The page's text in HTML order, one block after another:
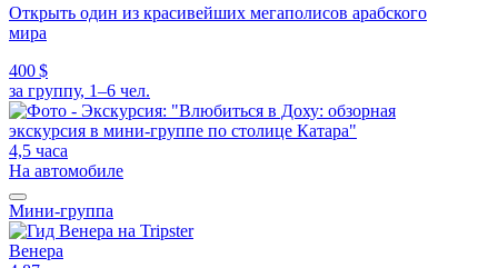
Открыть один из красивейших мегаполисов арабского
мира
400 $
за группу, 1–6 чел.
4,5 часа
На автомобиле
Мини-группа
Венера